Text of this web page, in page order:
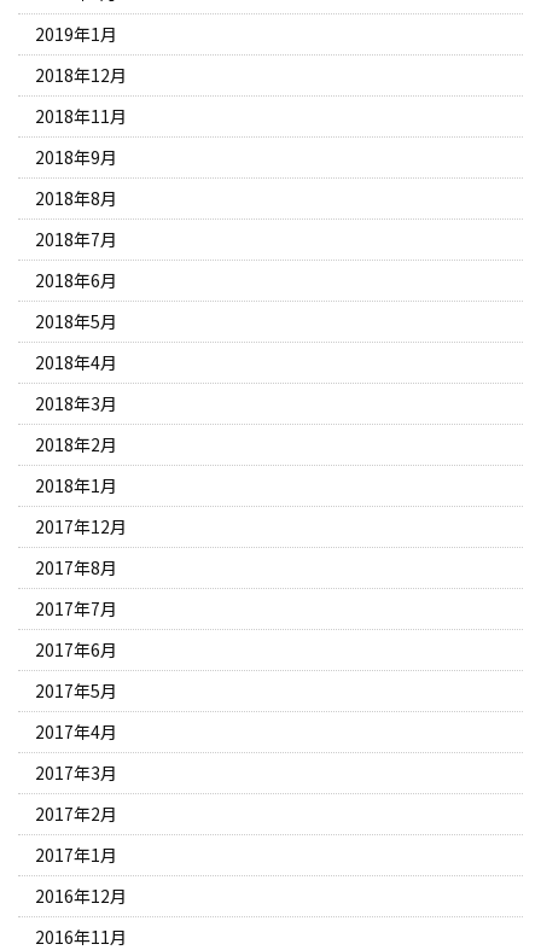
2019年1月
2018年12月
2018年11月
2018年9月
2018年8月
2018年7月
2018年6月
2018年5月
2018年4月
2018年3月
2018年2月
2018年1月
2017年12月
2017年8月
2017年7月
2017年6月
2017年5月
2017年4月
2017年3月
2017年2月
2017年1月
2016年12月
2016年11月